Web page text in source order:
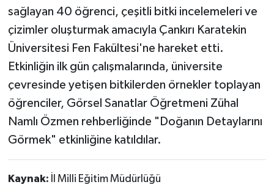
sağlayan 40 öğrenci, çeşitli bitki incelemeleri ve
çizimler oluşturmak amacıyla Çankırı Karatekin
Üniversitesi Fen Fakültesi'ne hareket etti.
Etkinliğin ilk gün çalışmalarında, üniversite
çevresinde yetişen bitkilerden örnekler toplayan
öğrenciler, Görsel Sanatlar Öğretmeni Zühal
Namlı Özmen rehberliğinde "Doğanın Detaylarını
Görmek" etkinliğine katıldılar.
Kaynak: İl Milli Eğitim Müdürlüğü